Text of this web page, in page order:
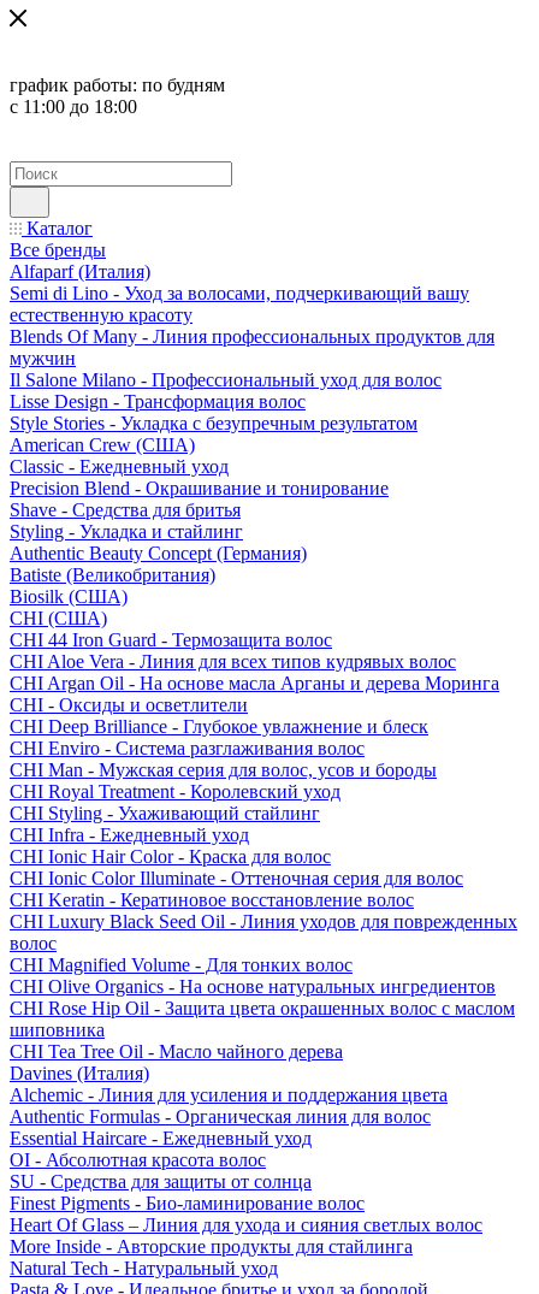
график работы: по будням
с 11:00 до 18:00
Каталог
Все бренды
Alfaparf (Италия)
Semi di Lino - Уход за волосами, подчеркивающий вашу
естественную красоту
Blends Of Many - Линия профессиональных продуктов для
мужчин
Il Salone Milano - Профессиональный уход для волос
Lisse Design - Трансформация волос
Style Stories - Укладка с безупречным результатом
American Crew (США)
Classic - Ежедневный уход
Precision Blend - Окрашивание и тонирование
Shave - Средства для бритья
Styling - Укладка и стайлинг
Authentic Beauty Concept (Германия)
Batiste (Великобритания)
Biosilk (США)
CHI (США)
CHI 44 Iron Guard - Термозащита волос
CHI Aloe Vera - Линия для всех типов кудрявых волос
CHI Argan Oil - На основе масла Арганы и дерева Моринга
CHI - Оксиды и осветлители
CHI Deep Brilliance - Глубокое увлажнение и блеск
CHI Enviro - Система разглаживания волос
CHI Man - Мужская серия для волос, усов и бороды
CHI Royal Treatment - Королевский уход
CHI Styling - Ухаживающий стайлинг
CHI Infra - Ежедневный уход
CHI Ionic Hair Color - Краска для волос
CHI Ionic Color Illuminate - Оттеночная серия для волос
CHI Keratin - Кератиновое восстановление волос
CHI Luxury Black Seed Oil - Линия уходов для поврежденных
волос
CHI Magnified Volume - Для тонких волос
CHI Olive Organics - На основе натуральных ингредиентов
CHI Rose Hip Oil - Защита цвета окрашенных волос с маслом
шиповника
CHI Tea Tree Oil - Масло чайного дерева
Davines (Италия)
Alchemic - Линия для усиления и поддержания цвета
Authentic Formulas - Органическая линия для волос
Essential Haircare - Eжедневный уход
OI - Абсолютная красота волос
SU - Средства для защиты от солнца
Finest Pigments - Био-ламинирование волос
Heart Of Glass – Линия для ухода и сияния светлых волос
More Inside - Авторские продукты для стайлинга
Natural Tech - Натуральный уход
Pasta & Love - Идеальное бритье и уход за бородой